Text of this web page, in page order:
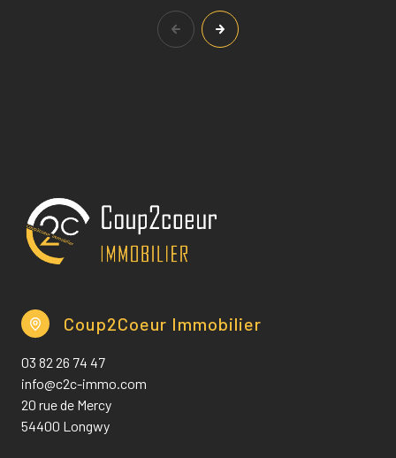
Coup2Coeur Immobilier
03 82 26 74 47
info@c2c-immo.com
20 rue de Mercy
54400 Longwy